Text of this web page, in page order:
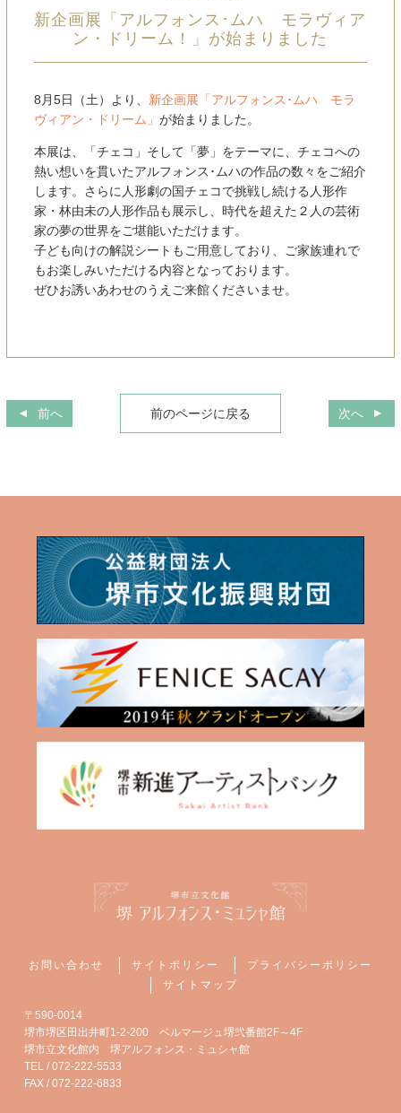
新企画展「アルフォンス･ムハ モラヴィア
ン・ドリーム！」が始まりました
8月5日（土）より、 新企画展「アルフォンス･ムハ モラ
ヴィアン・ドリーム」 が始まりました。
本展は、「チェコ」そして「夢」をテーマに、チェコへの
熱い想いを貫いたアルフォンス･ムハの作品の数々をご紹介
します。さらに人形劇の国チェコで挑戦し続ける人形作
家・林由未の人形作品も展示し、時代を超えた２人の芸術
家の夢の世界をご堪能いただけます。
子ども向けの解説シートもご用意しており、ご家族連れで
もお楽しみいただける内容となっております。
ぜひお誘いあわせのうえご来館くださいませ。
前へ 前のページに戻る 次へ
お問い合わせ サイトポリシー
プライバシーポリシー
サイトマップ
〒590-0014
堺市堺区田出井町1-2-200 ベルマージュ堺弐番館2F～4F
堺市立文化館内 堺アルフォンス・ミュシャ館
TEL / 072-222-5533
FAX / 072-222-6833